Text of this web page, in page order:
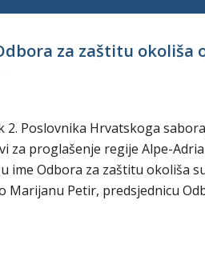
za zaštitu
2. Poslovnika Hrvatskoga
za proglašenje regije Alpe-
ime Odbora za zaštitu okoliša
Marijanu Petir, predsjednicu